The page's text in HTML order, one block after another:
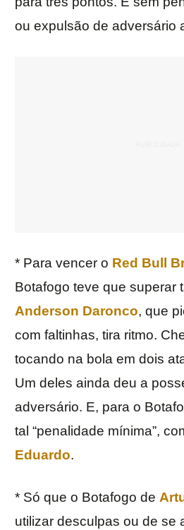
ou expulsão de adversário
* Para vencer o Red Bull
Botafogo teve que superar
Anderson Daronco, que
com faltinhas, tira ritmo.
tocando na bola em dois
Um deles ainda deu a
adversário. E, para o
tal “penalidade mínima”,
Eduardo.
* Só que o Botafogo de
utilizar desculpas ou de se